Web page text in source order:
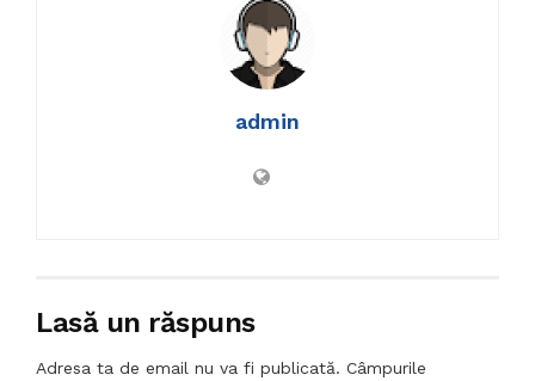
admin
Lasă un răspuns
Adresa ta de email nu va fi publicată. Câmpurile